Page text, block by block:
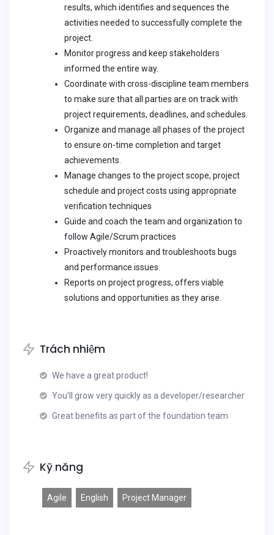
results, which identifies and sequences the
activities needed to successfully complete the
project.
Monitor progress and keep stakeholders
informed the entire way.
Coordinate with cross-discipline team members
to make sure that all parties are on track with
project requirements, deadlines, and schedules.
Organize and manage all phases of the project
to ensure on-time completion and target
achievements.
Manage changes to the project scope, project
schedule and project costs using appropriate
verification techniques
Guide and coach the team and organization to
follow Agile/Scrum practices
Proactively monitors and troubleshoots bugs
and performance issues.
Reports on project progress, offers viable
solutions and opportunities as they arise.
Trách nhiệm
We have a great product!
You'll grow very quickly as a developer/researcher
Great benefits as part of the foundation team
Kỹ năng
Agile English Project Manager